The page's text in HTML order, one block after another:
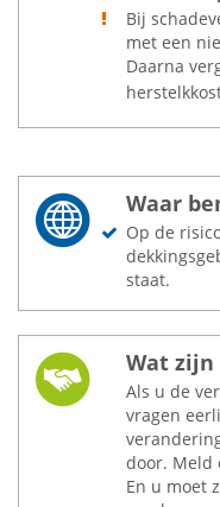
Bij
met een
Daarna
Waar
Op de
staat.
Wat
Als u de
vragen
door. Meld
En u moet